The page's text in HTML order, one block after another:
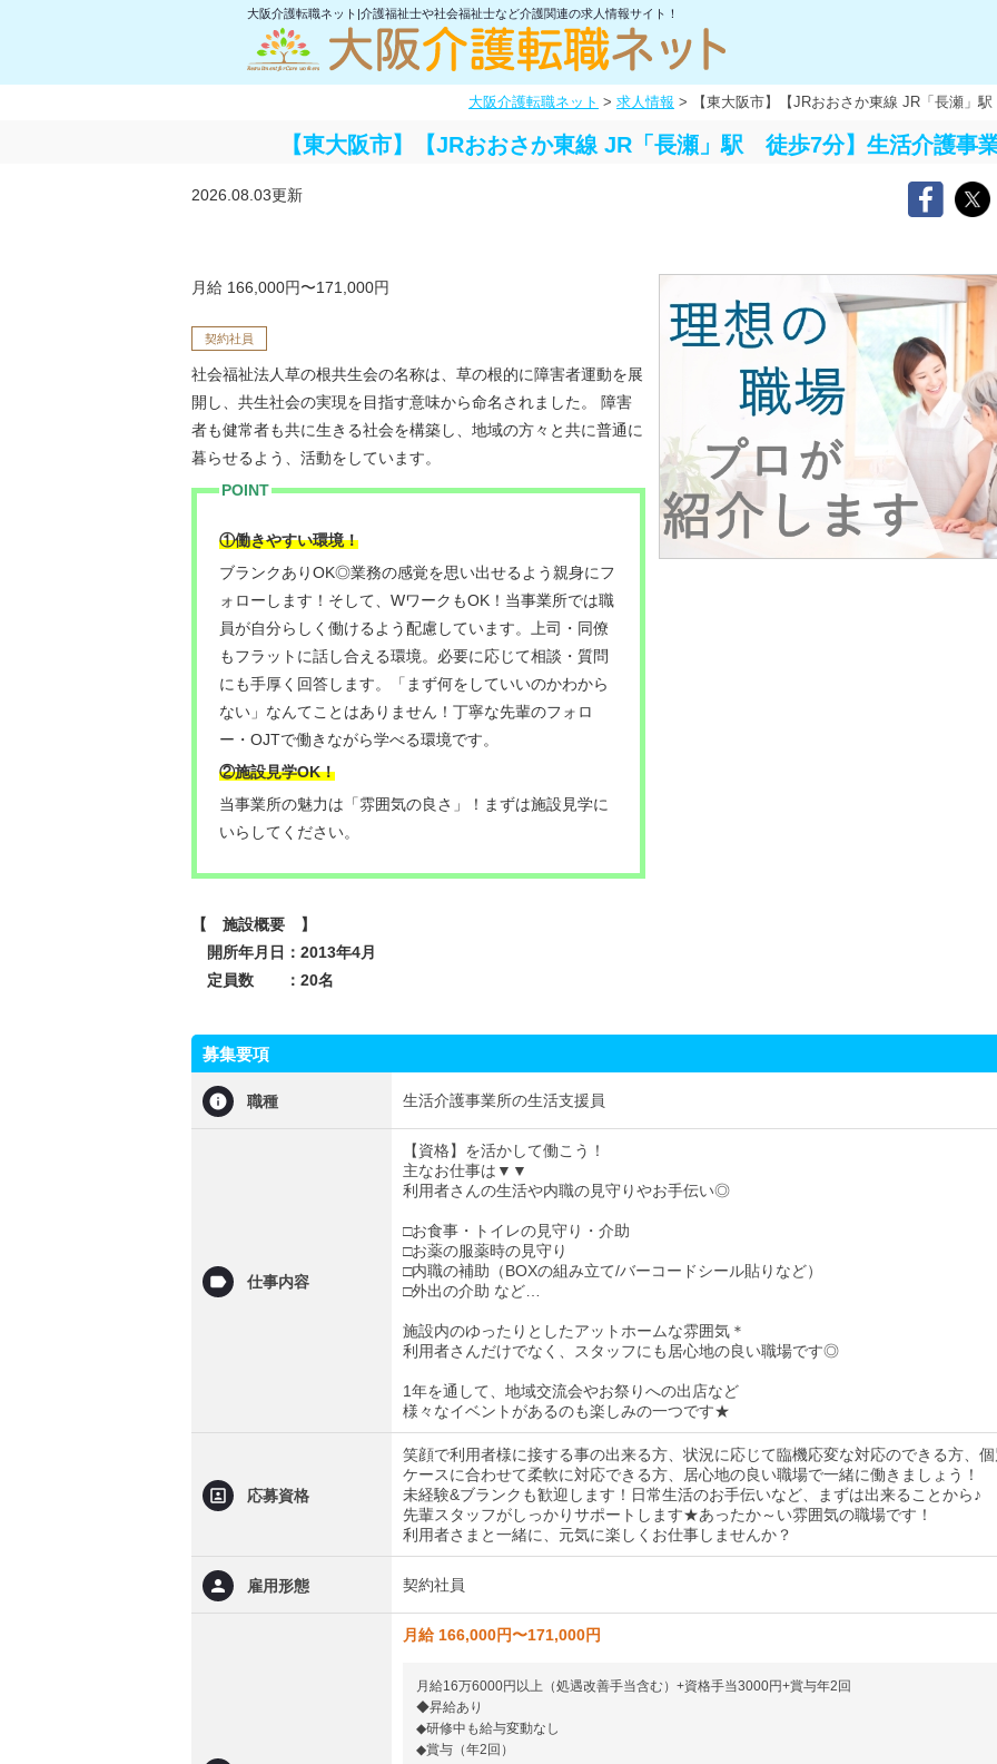
大阪介護転職ネット|介護福祉士や社会福祉士など介護関連の求人情報サイト！
大阪介護転職ネット > 求人情報 > 【東大阪市】【JRおおさか東線 JR「長瀬
【東大阪市】【JRおおさか東線 JR「長瀬」駅 徒歩7分】生活介護事
2026.08.03更新
月給 166,000円〜171,000円
契約社員
社会福祉法人草の根共生会の名称は、草の根的に障害者運動を展
開し、共生社会の実現を目指す意味から命名されました。 障害
者も健常者も共に生きる社会を構築し、地域の方々と共に普通に
暮らせるよう、活動をしています。
POINT
①働きやすい環境！
ブランクありOK◎業務の感覚を思い出せるよう親身にフ
ォローします！そして、WワークもOK！当事業所では職
員が自分らしく働けるよう配慮しています。上司・同僚
もフラットに話し合える環境。必要に応じて相談・質問
にも手厚く回答します。「まず何をしていいのかわから
ない」なんてことはありません！丁寧な先輩のフォロ
ー・OJTで働きながら学べる環境です。
②施設見学OK！
当事業所の魅力は「雰囲気の良さ」！まずは施設見学に
いらしてください。
【 施設概要 】
開所年月日：2013年4月
定員数 ：20名
募集要項
職種 生活介護事業所の生活支援員
仕事内容
【資格】を活かして働こう！
主なお仕事は▼▼
利用者さんの生活や内職の見守りやお手伝い◎
□お食事・トイレの見守り・介助
□お薬の服薬時の見守り
□内職の補助（BOXの組み立て/バーコードシール貼りなど）
□外出の介助 など…
施設内のゆったりとしたアットホームな雰囲気＊
利用者さんだけでなく、スタッフにも居心地の良い職場です◎
1年を通して、地域交流会やお祭りへの出店など
様々なイベントがあるのも楽しみの一つです★
応募資格
笑顔で利用者様に接する事の出来る方、状況に応じて臨機応変な対応のできる方、
ケースに合わせて柔軟に対応できる方、居心地の良い職場で一緒に働きましょう！
未経験&ブランクも歓迎します！日常生活のお手伝いなど、まずは出来ることから♪
先輩スタッフがしっかりサポートします★あったか～い雰囲気の職場です！
利用者さまと一緒に、元気に楽しくお仕事しませんか？
雇用形態 契約社員
月給 166,000円〜171,000円
月給16万6000円以上（処遇改善手当含む）+資格手当3000円+賞与年2回
◆昇給あり
◆研修中も給与変動なし
◆賞与（年2回）